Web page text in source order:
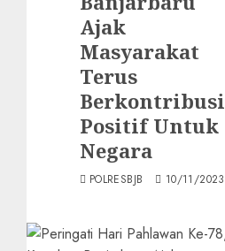
Ajak
Masyarakat
Terus
Berkontribusi
Positif Untuk
Negara
POLRESBJB 10/11/2023